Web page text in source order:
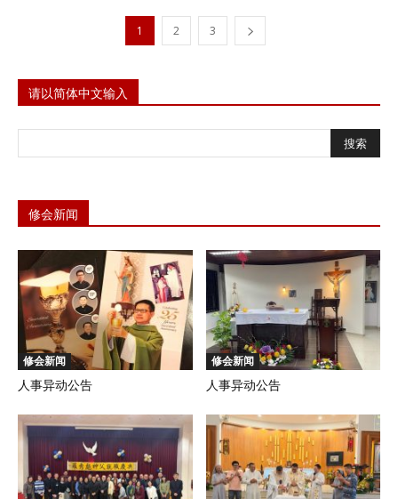
1 2 3
请以简体中文输入
修会新闻
修会新闻
人事异动公告
修会新闻
人事异动公告